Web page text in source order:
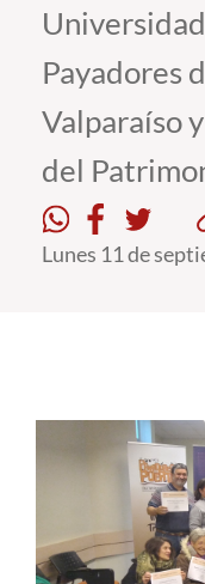
Pregrado
Postgrado
Formación Continua
Estudiantes
Académicos
English
Payadores
Valparaíso
del
Lunes 11 de